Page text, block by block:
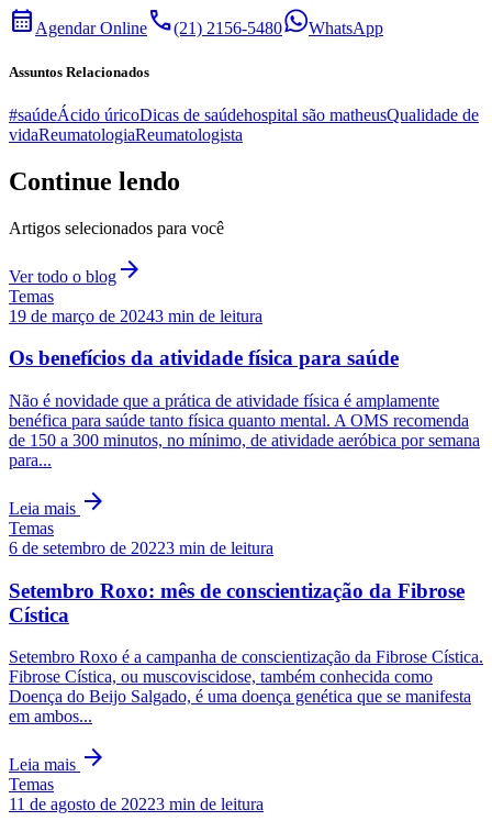
calendar_monthAgendar Onlinecall(21) 2156-5480 WhatsApp
Assuntos Relacionados
#saúdeÁcido úricoDicas de saúdehospital são matheusQualidade de
vidaReumatologiaReumatologista
Continue lendo
Artigos selecionados para você
Ver todo o blog arrow_forward
Temas
19 de março de 20243 min de leitura
Os benefícios da atividade física para saúde
Não é novidade que a prática de atividade física é amplamente
benéfica para saúde tanto física quanto mental. A OMS recomenda
de 150 a 300 minutos, no mínimo, de atividade aeróbica por semana
para...
Leia mais arrow_forward
Temas
6 de setembro de 20223 min de leitura
Setembro Roxo: mês de conscientização da Fibrose
Cística
Setembro Roxo é a campanha de conscientização da Fibrose Cística.
Fibrose Cística, ou muscoviscidose, também conhecida como
Doença do Beijo Salgado, é uma doença genética que se manifesta
em ambos...
Leia mais arrow_forward
Temas
11 de agosto de 20223 min de leitura